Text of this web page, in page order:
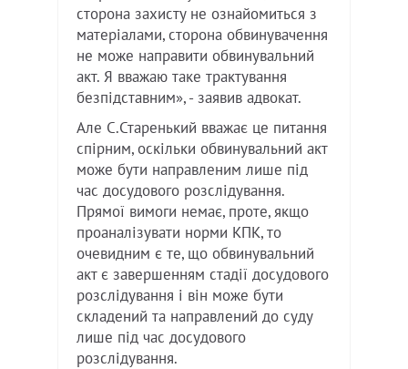
сторона захисту не ознайомиться з
матеріалами, сторона обвинувачення
не може направити обвинувальний
акт. Я вважаю таке трактування
безпідставним», - заявив адвокат.
Але С.Старенький вважає це питання
спірним, оскільки обвинувальний акт
може бути направленим лише під
час досудового розслідування.
Прямої вимоги немає, проте, якщо
проаналізувати норми КПК, то
очевидним є те, що обвинувальний
акт є завершенням стадії досудового
розслідування і він може бути
складений та направлений до суду
лише під час досудового
розслідування.